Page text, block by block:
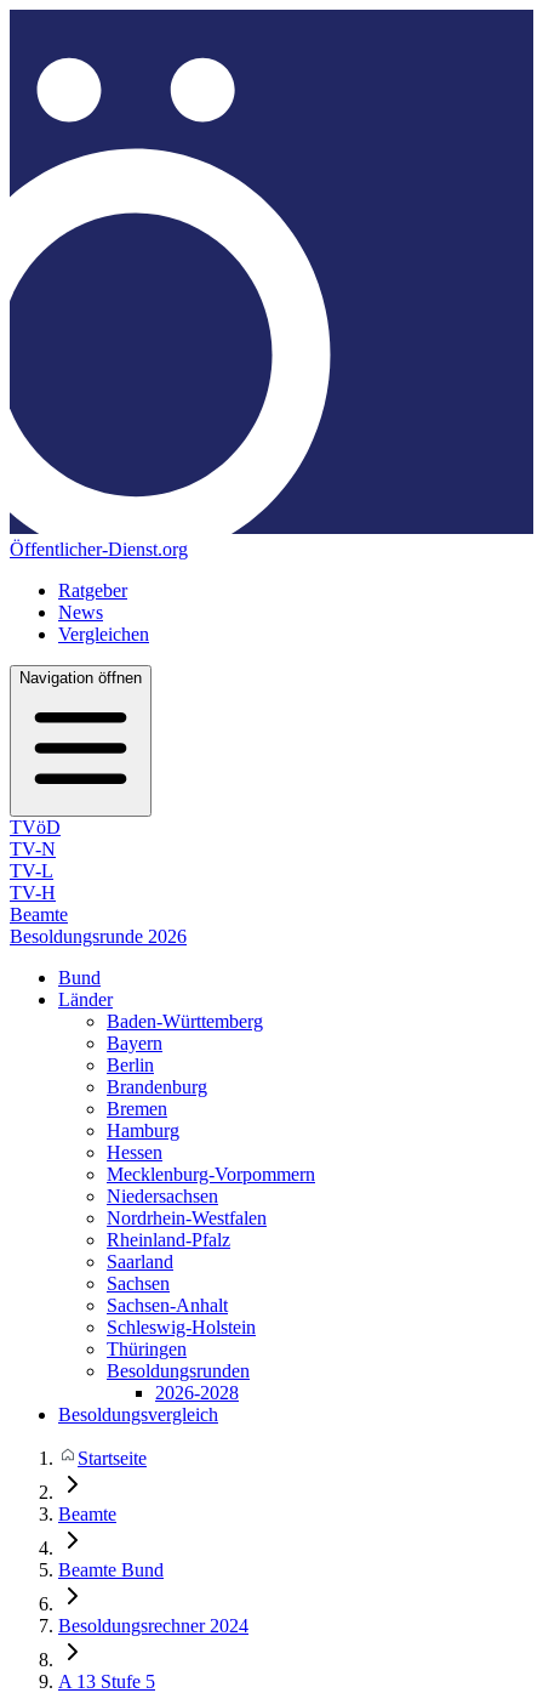
Öffentlicher-Dienst.org
Ratgeber
News
Vergleichen
Navigation öffnen
TVöD
TV-N
TV-L
TV-H
Beamte
Besoldungsrunde 2026
Bund
Länder
Baden-Württemberg
Bayern
Berlin
Brandenburg
Bremen
Hamburg
Hessen
Mecklenburg-Vorpommern
Niedersachsen
Nordrhein-Westfalen
Rheinland-Pfalz
Saarland
Sachsen
Sachsen-Anhalt
Schleswig-Holstein
Thüringen
Besoldungsrunden
2026-2028
Besoldungsvergleich
Startseite
Beamte
Beamte Bund
Besoldungsrechner 2024
A 13 Stufe 5